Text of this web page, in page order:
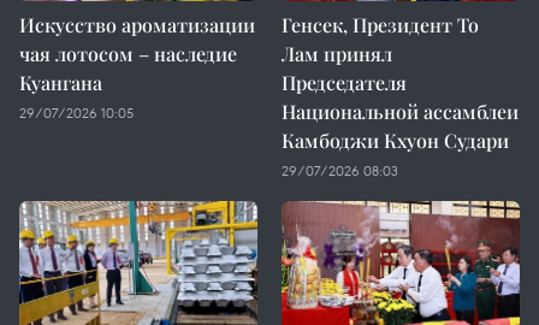
Искусство ароматизации
чая лотосом – наследие
Куангана
29/07/2026 10:05
Генсек, Президент То
Лам принял
Председателя
Национальной ассамблеи
Камбоджи Кхуон Судари
29/07/2026 08:03